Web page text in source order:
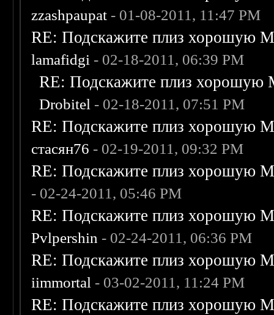
zzashpaupat - 01-08-2011, 11:47 PM
RE: Подскажите плиз хорошую
lamafidgi - 02-18-2011, 06:39 PM
RE: Подскажите плиз хорошую
Drobitel - 02-18-2011, 07:51 PM
RE: Подскажите плиз хорошую
стасян76 - 02-19-2011, 09:32 PM
RE: Подскажите плиз хорошую
- 02-24-2011, 05:46 PM
RE: Подскажите плиз хорошую
Pvlpershin - 02-24-2011, 06:36 PM
RE: Подскажите плиз хорошую
iimmortal - 03-02-2011, 11:24 PM
RE: Подскажите плиз хорошую